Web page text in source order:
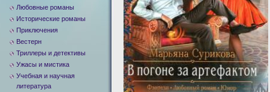
Любовные романы
Исторические романы
Приключения
Вестерн
Триллеры и детективы
Ужасы и мистика
Учебная и научная
литература